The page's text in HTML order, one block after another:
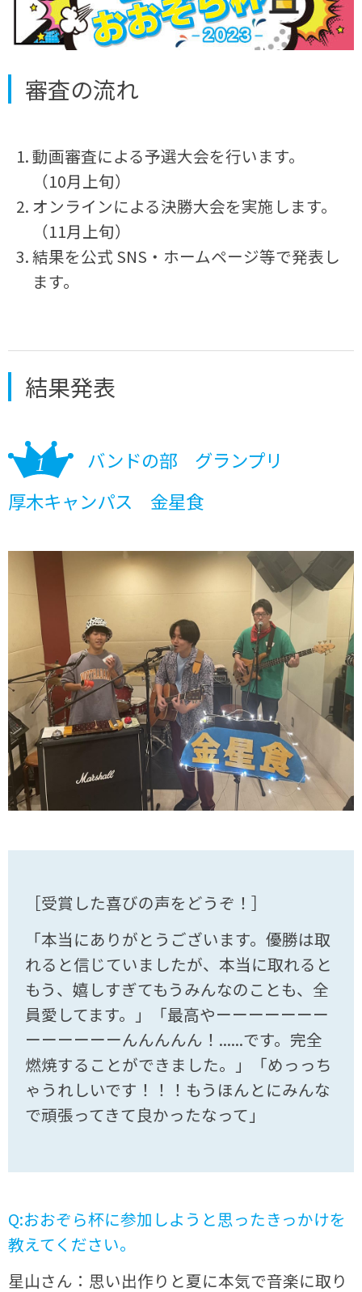
審査の流れ
動画審査による予選大会を行います。
（10月上旬）
オンラインによる決勝大会を実施します。
（11月上旬）
結果を公式 SNS・ホームページ等で発表し
ます。
結果発表
バンドの部 グランプリ
厚木キャンパス 金星食
［受賞した喜びの声をどうぞ！］
「本当にありがとうございます。優勝は取
れると信じていましたが、本当に取れると
もう、嬉しすぎてもうみんなのことも、全
員愛してます。」「最高やーーーーーーー
ーーーーーーんんんんん！......です。完全
燃焼することができました。」「めっっち
ゃうれしいです！！！もうほんとにみんな
で頑張ってきて良かったなって」
Q:おおぞら杯に参加しようと思ったきっかけを
教えてください。
星山さん：思い出作りと夏に本気で音楽に取り